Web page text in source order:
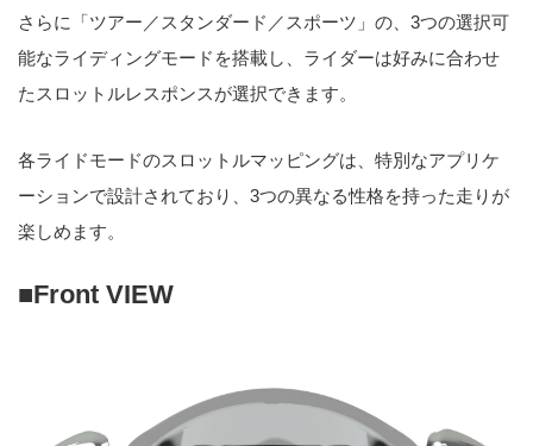
さらに「ツアー／スタンダード／スポーツ」の、3つの選択可
能なライディングモードを搭載し、ライダーは好みに合わせ
たスロットルレスポンスが選択できます。
各ライドモードのスロットルマッピングは、特別なアプリケ
ーションで設計されており、3つの異なる性格を持った走りが
楽しめます。
■Front VIEW